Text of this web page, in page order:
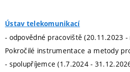
Ústav telekomunikací
- odpovědné pracoviště (20.11.2023 -
Pokročilé instrumentace a metody
- spolupříjemce (1.7.2024 -